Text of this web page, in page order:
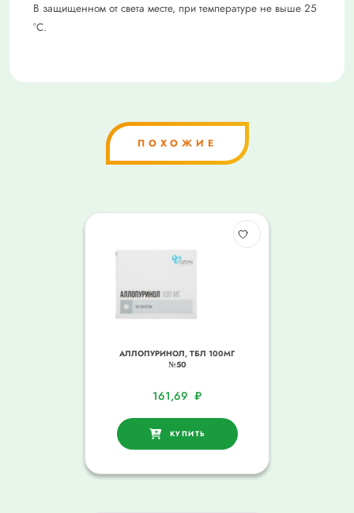
В защищенном от света месте, при температуре не выше 25
°C.
ПОХОЖИЕ
АЛЛОПУРИНОЛ, ТБЛ 100МГ
№50
161,69 ₽
КУПИТЬ